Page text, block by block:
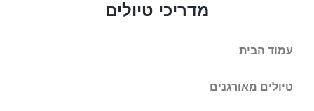
מדריכי טיולים
עמוד הבית
טיולים מאורגנים